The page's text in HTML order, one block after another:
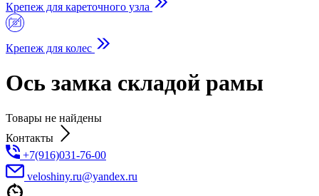
Крепеж для кареточного узла
Крепеж для колес
Ось замка складой рамы
Товары не найдены
Контакты
+7(916)031-76-00
veloshiny.ru@yandex.ru